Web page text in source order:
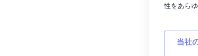
性をあら
当社